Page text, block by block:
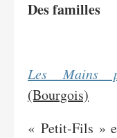
Des familles
Les Mains
(Bourgois)
« Petit-Fils »